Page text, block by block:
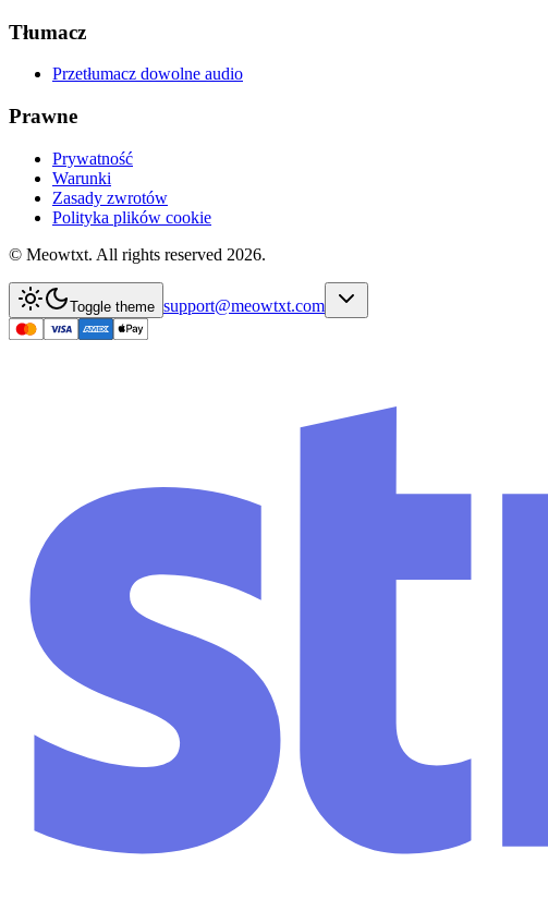
Tłumacz
Przetłumacz dowolne audio
Prawne
Prywatność
Warunki
Zasady zwrotów
Polityka plików cookie
© Meowtxt. All rights reserved 2026.
Toggle theme support@meowtxt.com